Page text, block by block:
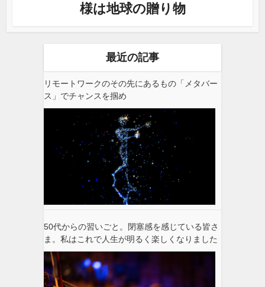
様は地球の贈り物
最近の記事
リモートワークのその先にあるもの「メタバー
ス」でチャンスを掴め
50代からの習いごと。閉塞感を感じている皆さ
ま。私はこれで人生が明るく楽しくなりました